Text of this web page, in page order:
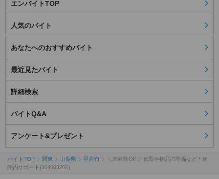
エンバイトTOP
人気のバイト
あなたへのおすすめバイト
最近見たバイト
詳細検索
バイトQ&A
アンケート&プレゼント
バイトTOP 関東 山梨県 甲府市
＼未経験OK!／伝票や物品の準備など＊病
院内サポート(104603262）